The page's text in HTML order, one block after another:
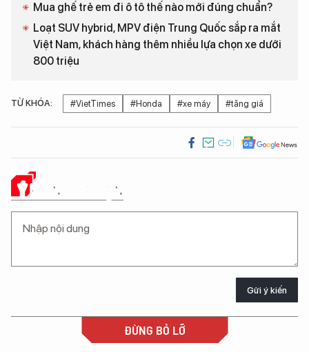
Mua ghế trẻ em đi ô tô thế nào mới đúng chuẩn?
Loạt SUV hybrid, MPV điện Trung Quốc sắp ra mắt
Việt Nam, khách hàng thêm nhiều lựa chọn xe dưới
800 triệu
TỪ KHÓA: #VietTimes #Honda #xe máy #tăng giá
Ý KIẾN CỦA BẠN
Gửi ý kiến
ĐỪNG BỎ LỠ